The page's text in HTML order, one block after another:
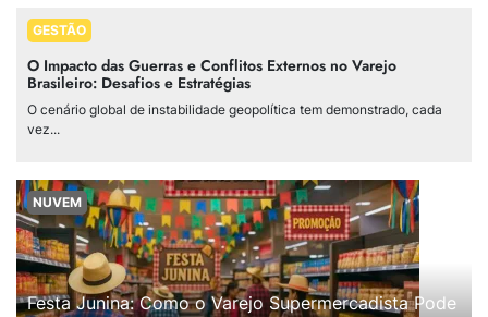
GESTÃO
O Impacto das Guerras e Conflitos Externos no Varejo
Brasileiro: Desafios e Estratégias
O cenário global de instabilidade geopolítica tem demonstrado, cada
vez...
NUVEM
Festa Junina: Como o Varejo Supermercadista Pode